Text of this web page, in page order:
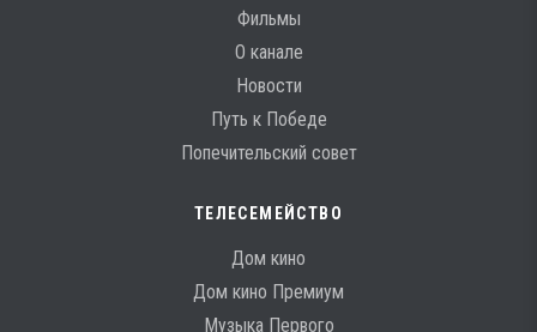
Фильмы
О канале
Новости
Путь к Победе
Попечительский совет
ТЕЛЕСЕМЕЙСТВО
Дом кино
Дом кино Премиум
Музыка Первого